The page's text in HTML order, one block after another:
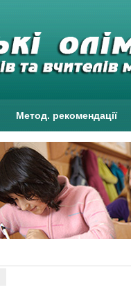
Метод. рекомендації